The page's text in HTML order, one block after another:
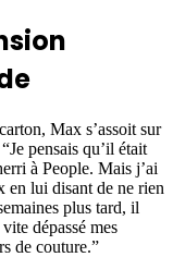
Max s’assoit sur
pensais qu’il était
à People. Mais j’ai
en lui disant de ne rien
plus tard, il
dépassé mes
de couture.”